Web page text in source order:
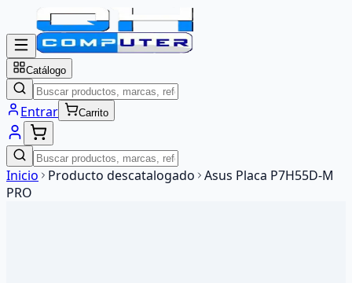
Catálogo
Entrar Carrito
Inicio Producto descatalogado Asus Placa P7H55D-M
PRO